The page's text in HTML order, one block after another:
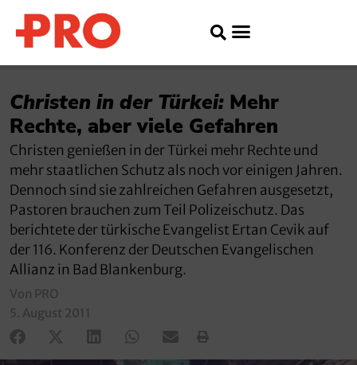
Christen in der Türkei: Mehr
Rechte, aber viele Gefahren
Christen genießen in der Türkei mehr Rechte und
mehr staatlichen Schutz als noch vor einigen Jahren.
Dennoch sind sie zahlreichen Gefahren ausgesetzt,
Pastoren brauchen zum Teil Polizeischutz. Das
berichtete der türkische Evangelist Ertan Cevik auf
der 116. Konferenz der Deutschen Evangelischen
Allianz in Bad Blankenburg.
Von PRO
5. August 2011